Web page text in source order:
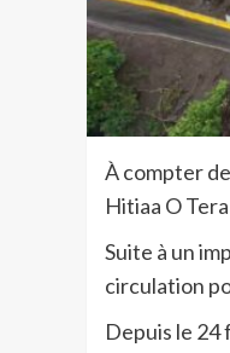
À compter
Hitiaa O
Suite à un
circulation
Depuis le